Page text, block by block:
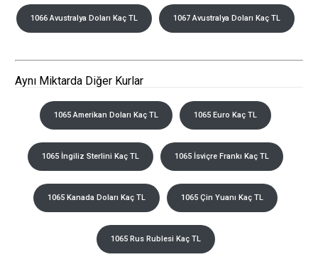
1066 Avustralya Doları Kaç TL 1067 Avustralya Doları Kaç TL
Aynı Miktarda Diğer Kurlar
1065 Amerikan Doları Kaç TL 1065 Euro Kaç TL
1065 İngiliz Sterlini Kaç TL 1065 İsviçre Frankı Kaç TL
1065 Kanada Doları Kaç TL 1065 Çin Yuanı Kaç TL
1065 Rus Rublesi Kaç TL